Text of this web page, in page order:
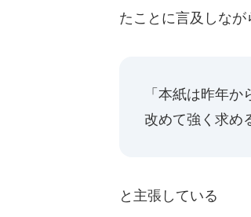
たことに言及しなが
「本紙は昨年
改めて強く求め
と主張している